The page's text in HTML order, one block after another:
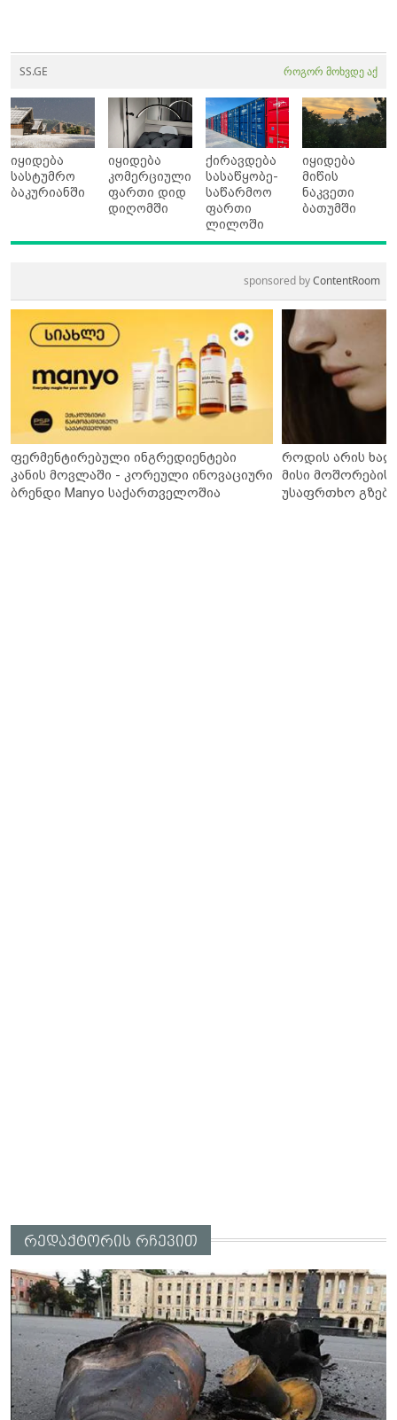
SS.GE როგორ მოხვდე აქ
იყიდება
სასტუმრო
ბაკურიანში
იყიდება
კომერციული
ფართი დიდ
დიღომში
ქირავდება
სასაწყობე-
საწარმოო
ფართი
ლილოში
იყიდება
მიწის
ნაკვეთი
ბათუმში
sponsored byContentRoom
ფერმენტირებული ინგრედიენტები
კანის მოვლაში - კორეული ინოვაციური
ბრენდი Manyo საქართველოშია
როდის არის
მისი მოშორების
უსაფრთხო გზები
რედაქტორის რჩევით